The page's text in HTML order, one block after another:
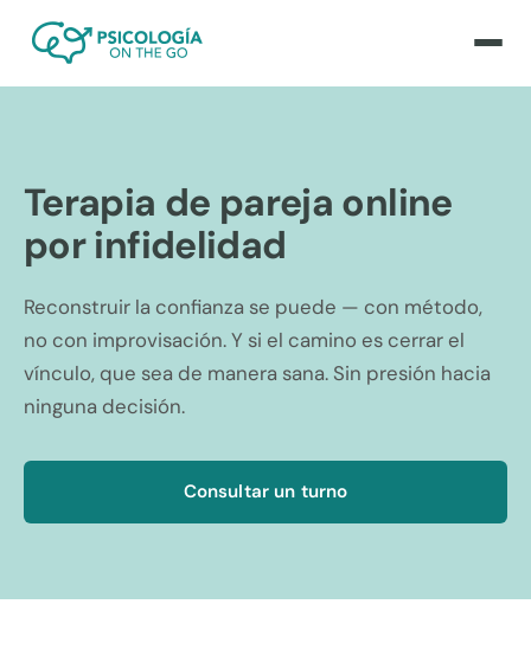
Terapia de pareja online
por infidelidad
Reconstruir la confianza se puede — con método,
no con improvisación. Y si el camino es cerrar el
vínculo, que sea de manera sana. Sin presión hacia
ninguna decisión.
Consultar un turno